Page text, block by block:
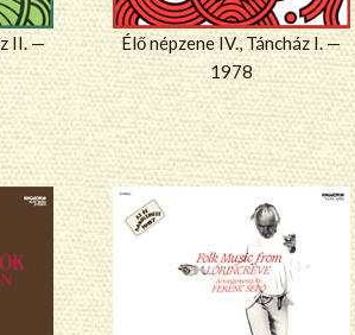
II. —
Élő népzene IV., Táncház I. —
1978